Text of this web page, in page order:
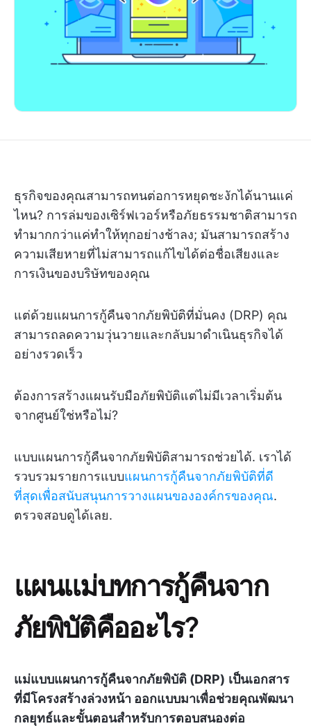
ธุรกิจของคุณสามารถทนต่อการหยุดชะงักได้นานแค่
ไหน? การล่มของเซิร์ฟเวอร์หรือภัยธรรมชาติสามารถ
ทำมากกว่าแค่ทำให้ทุกอย่างช้าลง; มันสามารถสร้าง
ความเสียหายที่ไม่สามารถแก้ไขได้ต่อชื่อเสียงและ
การเงินของบริษัทของคุณ
แต่ด้วยแผนการกู้คืนจากภัยพิบัติที่มั่นคง (DRP) คุณ
สามารถลดความวุ่นวายและกลับมาดำเนินธุรกิจได้
อย่างรวดเร็ว
ต้องการสร้างแผนรับมือภัยพิบัติแต่ไม่มีเวลาเริ่มต้น
จากศูนย์ใช่หรือไม่?
แบบแผนการกู้คืนจากภัยพิบัติสามารถช่วยได้. เราได้
รวบรวมรายการแบบแผนการกู้คืนจากภัยพิบัติที่ดี
ที่สุดเพื่อสนับสนุนการวางแผนขององค์กรของคุณ.
ตรวจสอบดูได้เลย.
แผนแม่บทการกู้คืนจาก
ภัยพิบัติคืออะไร?
แม่แบบแผนการกู้คืนจากภัยพิบัติ (DRP) เป็นเอกสาร
ที่มีโครงสร้างล่วงหน้า ออกแบบมาเพื่อช่วยคุณพัฒนา
กลยุทธ์และขั้นตอนสำหรับการตอบสนองต่อ